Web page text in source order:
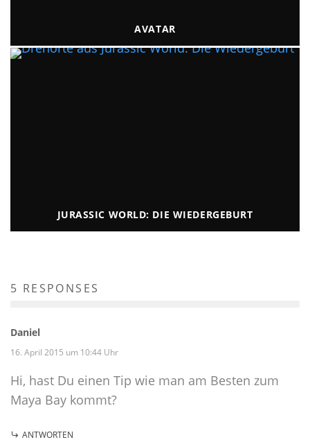
AVATAR
JURASSIC WORLD: DIE WIEDERGEBURT
5 RESPONSES
Daniel
16. April 2015 um 10:44 Uhr
Hi, hast Du einen Tip wie man am Besten zum
Maya Bay kommt?
ANTWORTEN